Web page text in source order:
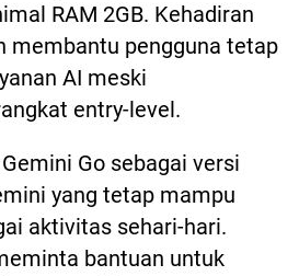
RAM 2GB. Kehadiran
membantu pengguna tetap
AI meski
entry-level.
Go sebagai versi
yang tetap mampu
aktivitas sehari-hari.
bantuan untuk